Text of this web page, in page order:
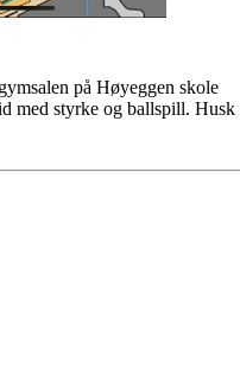
på Høyeggen skole
med styrke og ballspill. Husk